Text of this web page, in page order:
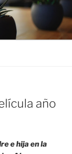
año
e hija en la